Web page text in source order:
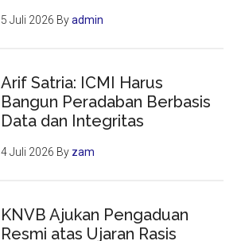
5 Juli 2026 Byadmin
Arif Satria: ICMI Harus
Bangun Peradaban Berbasis
Data dan Integritas
4 Juli 2026 By zam
KNVB Ajukan Pengaduan
Resmi atas Ujaran Rasis